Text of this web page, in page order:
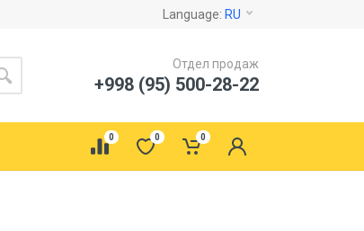
Language: RU
Отдел продаж
+998 (95) 500-28-22
0 0 0